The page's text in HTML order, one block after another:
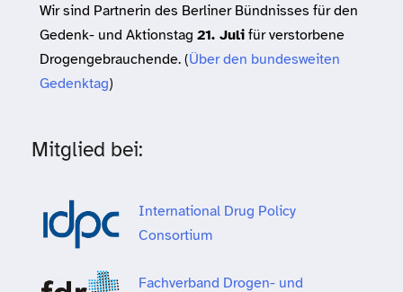
Wir sind Partnerin des Berliner Bündnisses für den
Gedenk- und Aktionstag 21. Julifür verstorbene
Drogengebrauchende. (Über den bundesweiten
Gedenktag)
Mitglied bei:
International Drug Policy
Consortium
Fachverband Drogen- und